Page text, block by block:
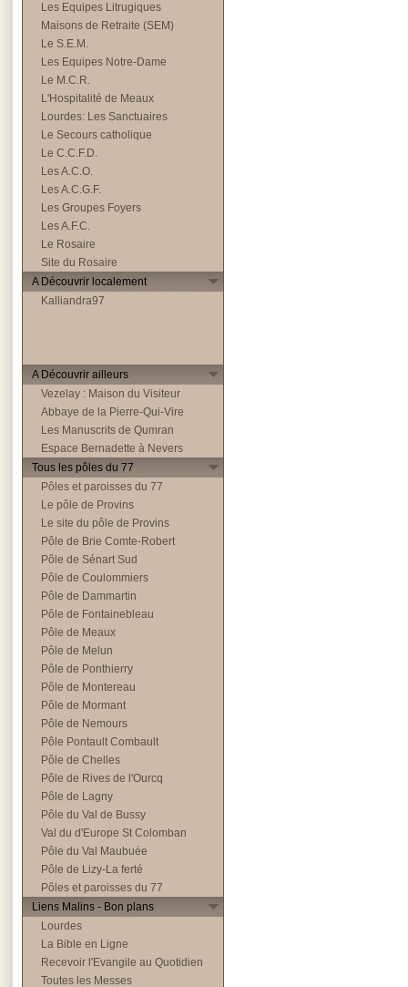
Les Equipes Litrugiques
Maisons de Retraite (SEM)
Le S.E.M.
Les Equipes Notre-Dame
Le M.C.R.
L'Hospitalité de Meaux
Lourdes: Les Sanctuaires
Le Secours catholique
Le C.C.F.D.
Les A.C.O.
Les A.C.G.F.
Les Groupes Foyers
Les A.F.C.
Le Rosaire
Site du Rosaire
A Découvrir localement
Kalliandra97
A Découvrir ailleurs
Vezelay : Maison du Visiteur
Abbaye de la Pierre-Qui-Vire
Les Manuscrits de Qumran
Espace Bernadette à Nevers
Tous les pôles du 77
Pôles et paroisses du 77
Le pôle de Provins
Le site du pôle de Provins
Pôle de Brie Comte-Robert
Pôle de Sénart Sud
Pôle de Coulommiers
Pôle de Dammartin
Pôle de Fontainebleau
Pôle de Meaux
Pôle de Melun
Pôle de Ponthierry
Pôle de Montereau
Pôle de Mormant
Pôle de Nemours
Pôle Pontault Combault
Pôle de Chelles
Pôle de Rives de l'Ourcq
Pôle de Lagny
Pôle du Val de Bussy
Val du d'Europe St Colomban
Pôle du Val Maubuée
Pôle de Lizy-La ferté
Pôles et paroisses du 77
Liens Malins - Bon plans
Lourdes
La Bible en Ligne
Recevoir l'Evangile au Quotidien
Toutes les Messes